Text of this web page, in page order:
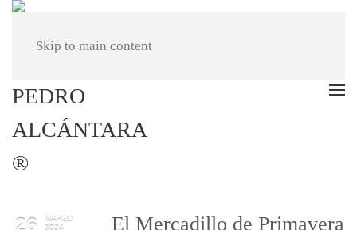
Skip to main content
26
MARZO
2024
El Mercadillo de Primavera